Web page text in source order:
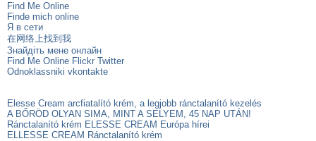
Find Me Online
Finde mich online
Я в сети
在网络上找到我
Знайдіть мене онлайн
Find Me Online Flickr Twitter
Odnoklassniki vkontakte
Elesse Cream arcfiatalító krém, a legjobb ránctalanító kezelés
A BŐRÖD OLYAN SIMA, MINT A SELYEM, 45 NAP UTÁN!
Ránctalanító krém ELESSE CREAM Európa hírei
ELLESSE CREAM Ránctalanító krém